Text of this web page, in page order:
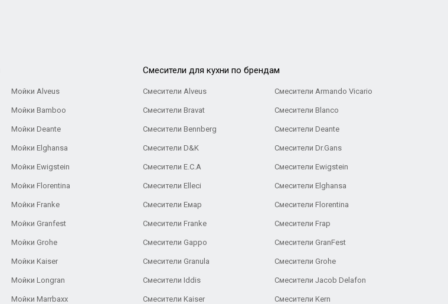
Мойки Alveus
Мойки Bamboo
Мойки Deante
Мойки Elghansa
Мойки Ewigstein
Мойки Florentina
Мойки Franke
Мойки Granfest
Мойки Grohe
Мойки Kaiser
Мойки Longran
Мойки Marrbaxx
Cмесители для кухни по брендам
Смесители Alveus Смесители Armando Vicario
Смесители Bravat Смесители Blanco
Смесители Bennberg Смесители Deante
Смесители D&K Смесители Dr.Gans
Смесители E.C.A Cмесители Ewigstein
Смесители Elleci Смесители Elghansa
Смесители Емар Смесители Florentina
Смесители Franke Смесители Frap
Смесители Gappo Смесители GranFest
Смесители Granula Смесители Grohe
Смесители Iddis Смесители Jacob Delafon
Смесители Kaiser Смесители Kern